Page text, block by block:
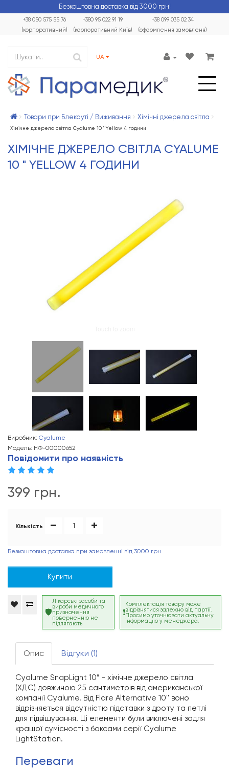
Безкоштовна доставка від 3000 грн!
+38 099 035 02 34
(оформлення замовленя)
+38 050 575 55 76
(корпоративний)
+380 95 022 91 19
(корпоративний Київ)
UA
Товари при Блекауті / Виживання Хімічні джерела світла
Хімічне джерело світла Cyalume 10 " Yellow 4 години
ХІМІЧНЕ ДЖЕРЕЛО СВІТЛА CYALUME
10 " YELLOW 4 ГОДИНИ
Виробник: Cyalume
Модель: НФ-00000652
Повідомити про наявність
399 грн.
Кількість
Безкоштовна доставка при замовленні від 3000 грн
Купити
Лікарські засоби та
вироби медичного
призначення
поверненню не
підлягають
Комплектація товару може
відрізнятися залежно від партії.
Просимо уточнювати актуальну
інформацію у менеджера.
Опис Відгуки (1)
Cyalume SnapLight 10” - хімічне джерело світла
(ХДС) довжиною 25 сантиметрів від американської
компанії Cyalume. Від Flare Alternative 10'' воно
відрізняється відсутністю підставки з дроту та петлі
для підвішування. Ці елементи були виключені задля
кращої сумісності з боксами серії Cyalume
LightStation.
переваги